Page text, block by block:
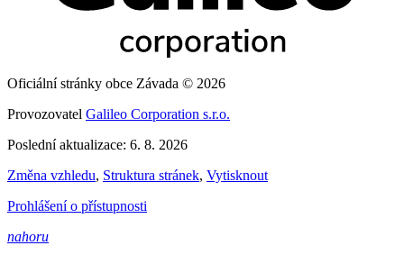
Oficiální stránky obce Závada © 2026
Provozovatel Galileo Corporation s.r.o.
Poslední aktualizace: 6. 8. 2026
Změna vzhledu, Struktura stránek, Vytisknout
Prohlášení o přístupnosti
nahoru